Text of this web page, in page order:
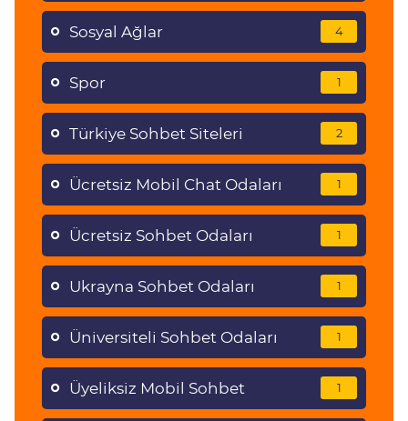
Sosyal Ağlar 4
Spor 1
Türkiye Sohbet Siteleri 2
Ücretsiz Mobil Chat Odaları 1
Ücretsiz Sohbet Odaları 1
Ukrayna Sohbet Odaları 1
Üniversiteli Sohbet Odaları 1
Üyeliksiz Mobil Sohbet 1